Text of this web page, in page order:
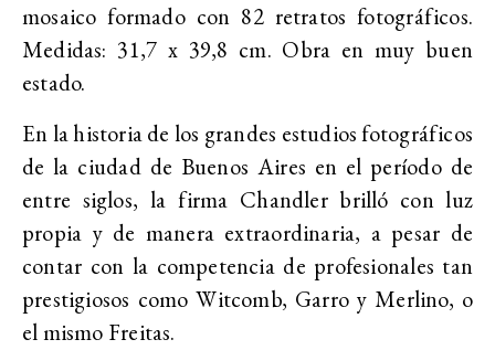
mosaico formado con 82 retratos fotográficos.
Medidas: 31,7 x 39,8 cm. Obra en muy buen
estado.
En la historia de los grandes estudios fotográficos
de la ciudad de Buenos Aires en el período de
entre siglos, la firma Chandler brilló con luz
propia y de manera extraordinaria, a pesar de
contar con la competencia de profesionales tan
prestigiosos como Witcomb, Garro y Merlino, o
el mismo Freitas.